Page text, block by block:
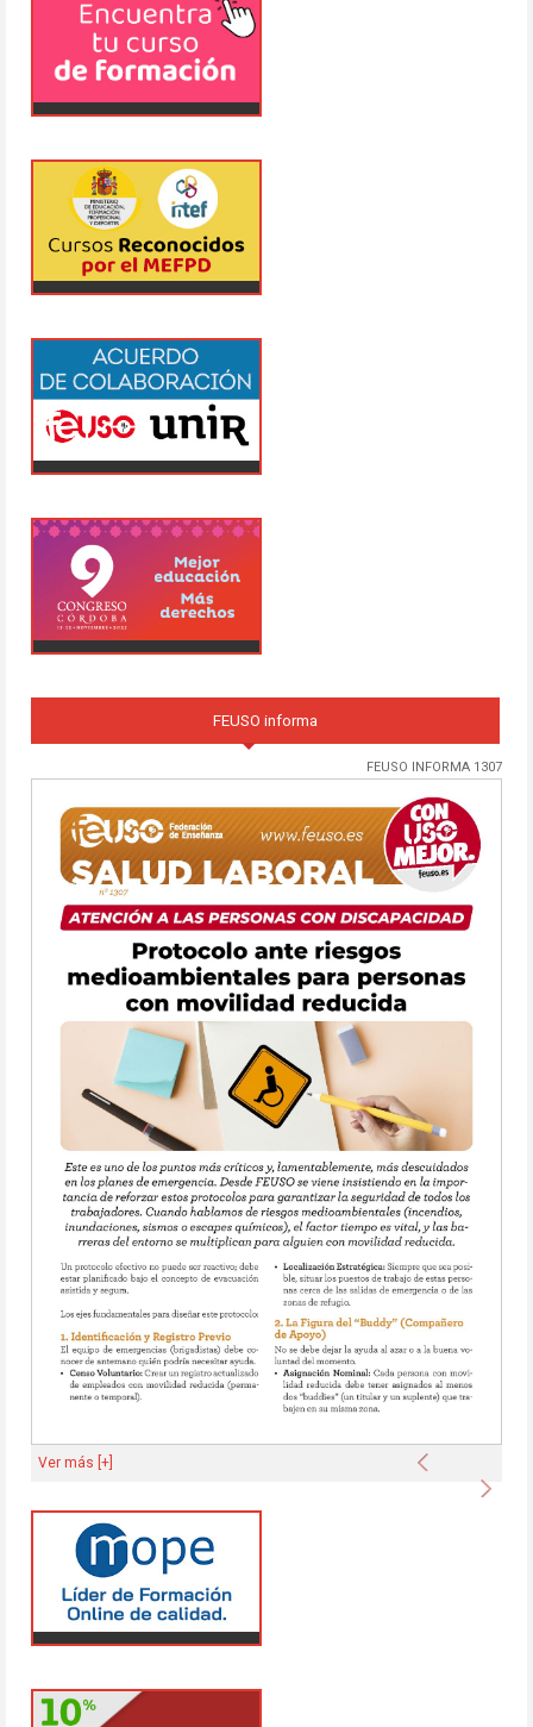
FEUSO informa
FEUSO INFORMA 1307
Anterior
Ver más [+]